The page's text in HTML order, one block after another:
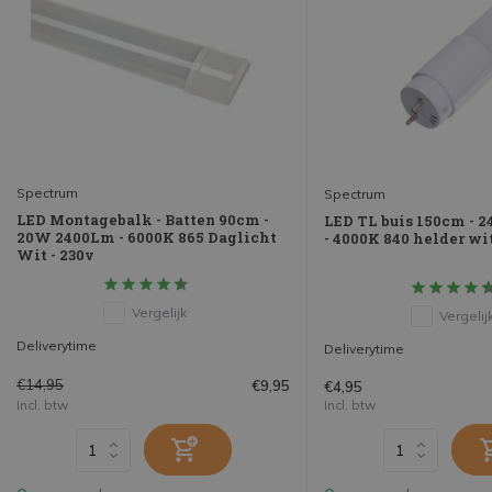
Spectrum
LED Montagebalk - Batten 90cm -
20W 2400Lm - 6000K 865 Daglicht
Wit - 230v
Vergelijk
Deliverytime
€14,95 €9,95
Incl. btw
Spectrum
LED TL buis 150cm -
- 4000K 840 helder
Deliverytime
€4,95
Incl. btw